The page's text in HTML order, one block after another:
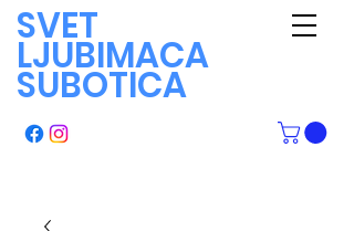
SVET
LJUBIMACA
SUBOTICA